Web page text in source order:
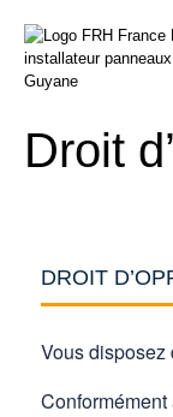
Droit
DROIT
Vous disposez